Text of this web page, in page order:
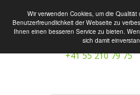
Wir verwenden Cookies, um die Qualität
Benutzerfreundlichkeit der Webseite zu
Ihnen einen besseren Service zu bieten.
sich damit
+41 55 210 79 75